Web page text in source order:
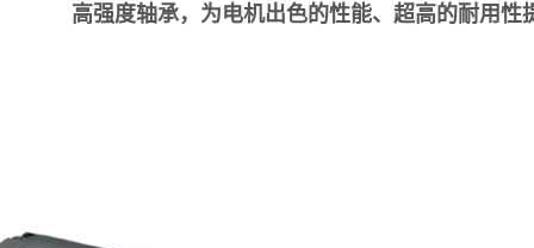
高强度轴承，为电机出色的性能、超高的耐用性